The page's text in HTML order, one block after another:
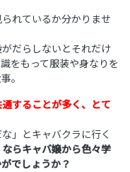
れているか分かりませ
だらしないとそれだけ
をもって服装や身なりを
。
することが多く、とて
」とキャバクラに行く
ならキャバ嬢から色々学
でしょうか？